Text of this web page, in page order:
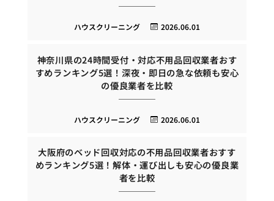
2026.06.01
ハウスクリーニング
神奈川県の24時間受付・対応不用品回収業者おす
すめランキング5選！深夜・即日の急な依頼も安心
の優良業者を比較
2026.06.01
ハウスクリーニング
大阪府のベッド回収対応の不用品回収業者おすす
めランキング5選！解体・運び出しも安心の優良業
者を比較